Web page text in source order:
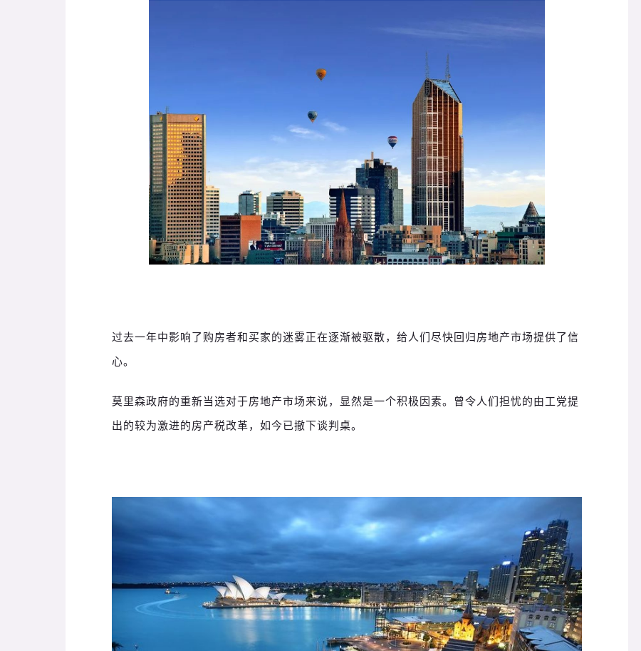
过去一年中影响了购房者和买家的迷雾正在逐渐被驱散，给人们尽快回归房地产市场提供了信
心。
莫里森政府的重新当选对于房地产市场来说，显然是一个积极因素。 曾令人们担忧的由工党提
出的较为激进的房产税改革，如今已撤下谈判桌。